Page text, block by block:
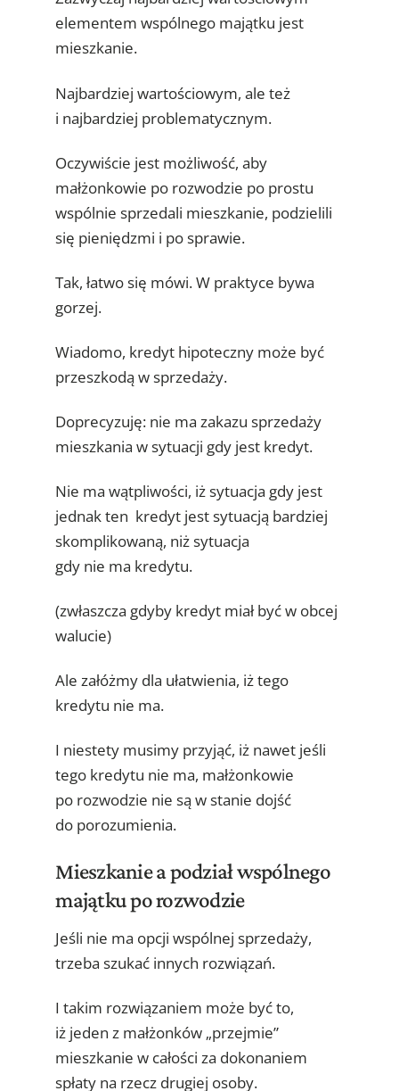
elementem wspólnego majątku jest
mieszkanie.
Najbardziej wartościowym, ale też
i najbardziej problematycznym.
Oczywiście jest możliwość, aby
małżonkowie po rozwodzie po prostu
wspólnie sprzedali mieszkanie, podzielili
się pieniędzmi i po sprawie.
Tak, łatwo się mówi. W praktyce bywa
gorzej.
Wiadomo, kredyt hipoteczny może być
przeszkodą w sprzedaży.
Doprecyzuję: nie ma zakazu sprzedaży
mieszkania w sytuacji gdy jest kredyt.
Nie ma wątpliwości, iż sytuacja gdy jest
jednak ten kredyt jest sytuacją bardziej
skomplikowaną, niż sytuacja
gdy nie ma kredytu.
(zwłaszcza gdyby kredyt miał być w obcej
walucie)
Ale załóżmy dla ułatwienia, iż tego
kredytu nie ma.
I niestety musimy przyjąć, iż nawet jeśli
tego kredytu nie ma, małżonkowie
po rozwodzie nie są w stanie dojść
do porozumienia.
Mieszkanie a podział wspólnego
majątku po rozwodzie
Jeśli nie ma opcji wspólnej sprzedaży,
trzeba szukać innych rozwiązań.
I takim rozwiązaniem może być to,
iż jeden z małżonków „przejmie”
mieszkanie w całości za dokonaniem
spłaty na rzecz drugiej osoby.